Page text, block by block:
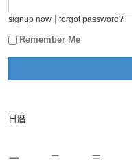
signup now forgot password?
Remember Me
日曆